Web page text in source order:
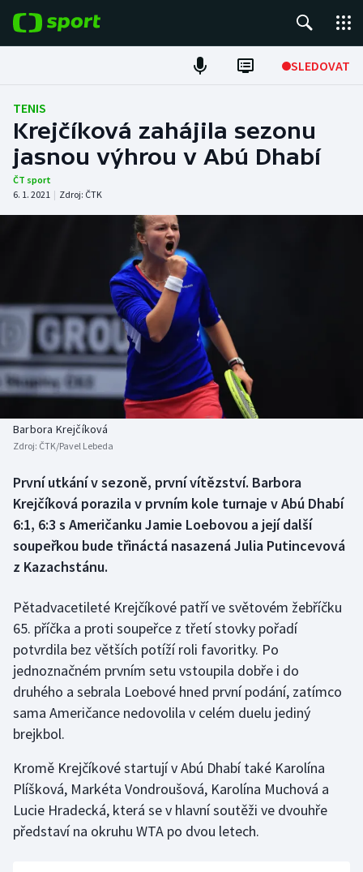
SLEDOVAT
Fotbal
Hokej
Tenis
Atletika
Americký fotbal
Baseball a softbal
Biatlon
Boby a skeleton
Box
Curling
Dostihy
Florbal
Futsal
Golf
Gymnastika
Házená
NEPŘEHLÉDNĚTE
Soutěže
Historické návraty
Aplikace ČT sport
AZ kvíz
TENIS
Krejčíková zahájila sezonu
jasnou výhrou v Abú Dhabí
ČT sport
6. 1. 2021 | Zdroj: ČTK
Barbora Krejčíková
Zdroj: ČTK/Pavel Lebeda
První utkání v sezoně, první vítězství. Barbora
Krejčíková porazila v prvním kole turnaje v Abú Dhabí
6:1, 6:3 s Američanku Jamie Loebovou a její další
soupeřkou bude třináctá nasazená Julia Putincevová
z Kazachstánu.
Pětadvacetileté Krejčíkové patří ve světovém žebříčku
65. příčka a proti soupeřce z třetí stovky pořadí
potvrdila bez větších potíží roli favoritky. Po
jednoznačném prvním setu vstoupila dobře i do
druhého a sebrala Loebové hned první podání, zatímco
sama Američance nedovolila v celém duelu jediný
brejkbol.
Kromě Krejčíkové startují v Abú Dhabí také Karolína
Plíšková, Markéta Vondroušová, Karolína Muchová a
Lucie Hradecká, která se v hlavní soutěži ve dvouhře
představí na okruhu WTA po dvou letech.